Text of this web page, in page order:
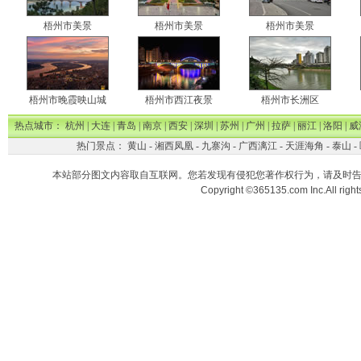
梧州市美景 梧州市美景 梧州市美景
梧州市晚霞映山城 梧州市西江夜景 梧州市长洲区
热点城市：杭州|大连|青岛|南京|西安|深圳|苏州|广州|拉萨|丽江|洛阳|威
热门景点： 黄山 - 湘西凤凰- 九寨沟 - 广西漓江- 天涯海角 - 泰山 -
本站部分图文内容取自互联网。您若发现有侵犯您著作权行为，请及时
Copyright ©365135.com Inc.All